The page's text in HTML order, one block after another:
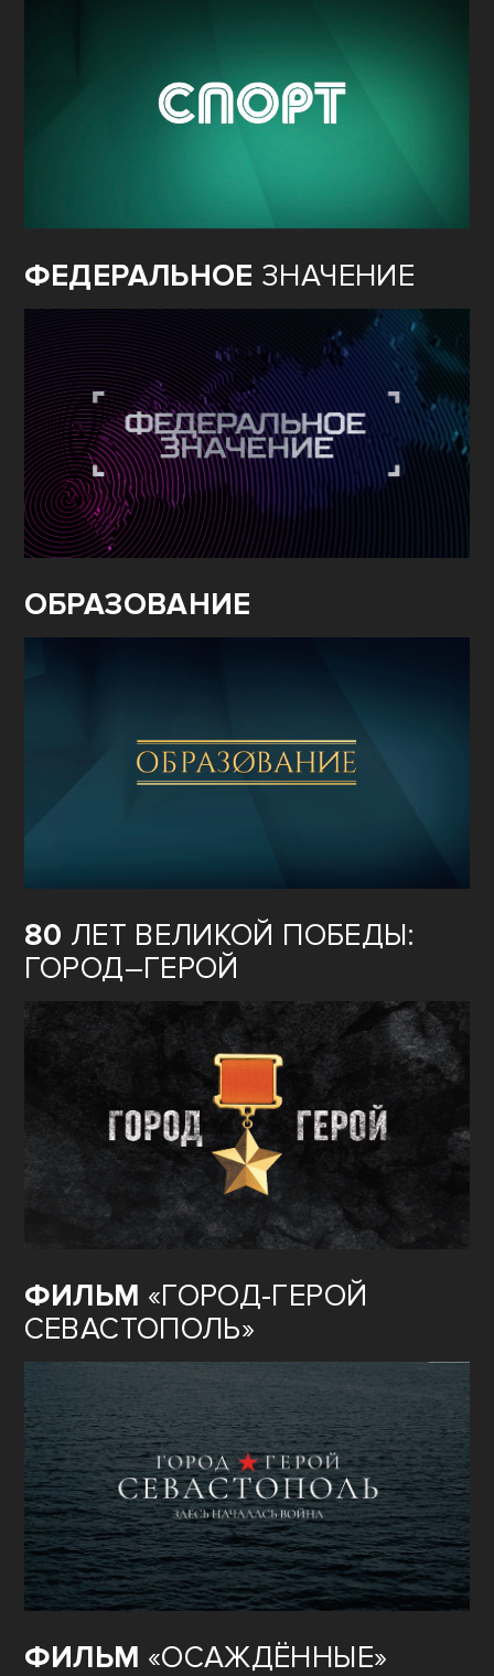
ФЕДЕРАЛЬНОЕ ЗНАЧЕНИЕ
ОБРАЗОВАНИЕ
80 ЛЕТ ВЕЛИКОЙ ПОБЕДЫ:
ГОРОД–ГЕРОЙ
ФИЛЬМ «ГОРОД-ГЕРОЙ
СЕВАСТОПОЛЬ»
ФИЛЬМ «ОСАЖДЁННЫЕ»